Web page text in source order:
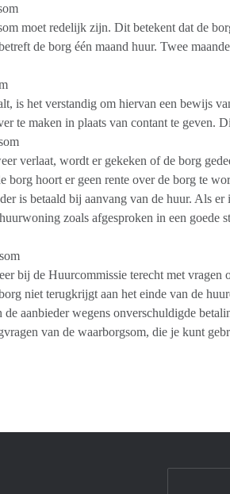
moet redelijk zijn. Dit betekent dat de
de borg één maand huur. Twee
is het verstandig om hiervan een bewijs
te maken in plaats van contant te geven.
verlaat, wordt er gekeken of de borg
borg hoort er geen rente over de borg te
is betaald bij aanvang van de huur. Als
zoals afgesproken in een goede
bij de Huurcommissie terecht met
niet terugkrijgt aan het einde van de
aanbieder wegens onverschuldigde
van de waarborgsom, die je kunt